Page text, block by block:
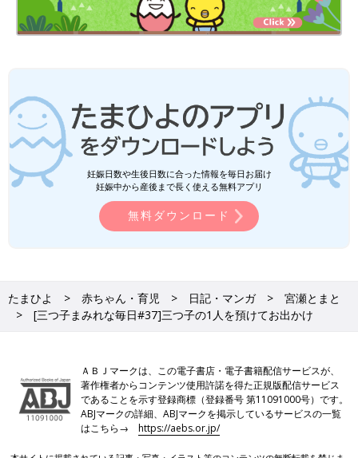
妊娠日数や生後日数に合った情報を毎日お届け
妊娠中から産後まで長く使える無料アプリ
無料ダウンロード
たまひよ 赤ちゃん・育児 日記・マンガ
宮瀬とまと
[三つ子まみれな毎日#37]三つ子の1人を預けてお出かけ
ＡＢＪマークは、この電子書店・電子書籍配信サービスが、
著作権者からコンテンツ使用許諾を得た正規版配信サービス
であることを示す登録商標（登録番号 第11091000号）です。
ABJマークの詳細、ABJマークを掲示しているサービスの一覧
はこちら→https://aebs.or.jp/